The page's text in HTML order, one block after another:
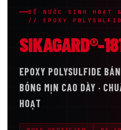
BỂ NƯỚC SINH HOẠT
// EPOXY
SIKAGARD®-
EPOXY POLYSULFIDE
BÓNG MỊN CAO DÀY ·
HOẠT